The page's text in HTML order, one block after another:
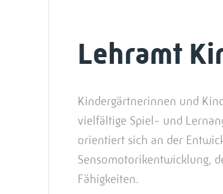
Lehramt
Kindergärtnerinnen und
vielfältige Spiel- und
orientiert sich an der
Sensomotorikentwicklung,
Fähigkeiten.